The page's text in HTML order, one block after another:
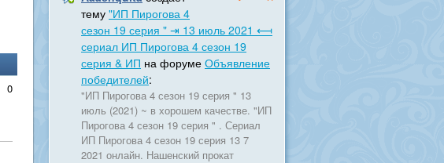
0
тему "ИП Пирогова 4
сезон 19 серия " ⇥ 13 июль 2021 ⟻
сериал ИП Пирогова 4 сезон 19
серия & ИП на форуме Объявление
победителей:
"ИП Пирогова 4 сезон 19 серия " 13
июль (2021) ~ в хорошем качестве. "ИП
Пирогова 4 сезон 19 серия " . Сериал
ИП Пирогова 4 сезон 19 серия 13 7
2021 онлайн. Нашенский прокат